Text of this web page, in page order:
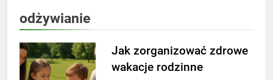
odżywianie
Jak zorganizować zdrowe
wakacje rodzinne